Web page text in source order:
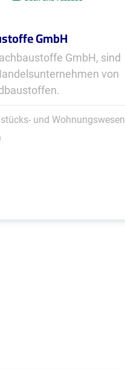
GmbH
GmbH, sind
von
und Wohnungswesen